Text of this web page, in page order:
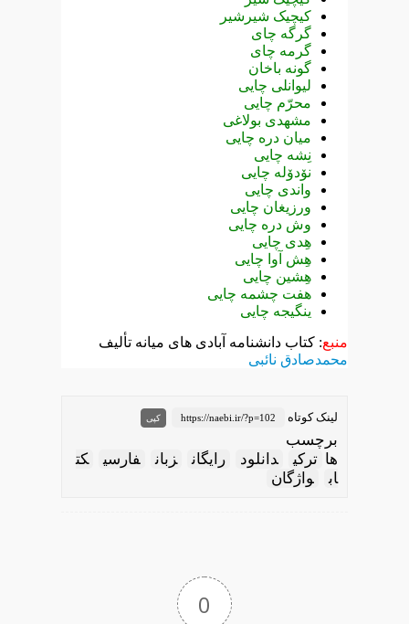
کیچیک شیرشیر
گرگه چای
گرمه چای
گونه باخان
لیوانلی چایی
محرّم چایی
مشهدی بولاغی
میان دره چایی
نِشه چایی
نۆدۆله چایی
واندی چایی
ورزیغان چایی
وش دره چایی
هِدی چایی
هِش آوا چایی
هِشین چایی
هفت چشمه چایی
ینگیجه چایی
منبع: کتاب دانشنامه آبادی های میانه تألیف
محمدصادق نائبی
لینک کوتاه https://naebi.ir/?p=102 کپی
برچسب
ها ترکی دانلود رایگان زبان فارسی
کت
اب
واژگان
0